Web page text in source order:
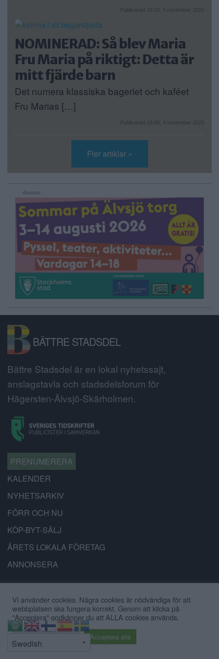
Publicerad 16:16, 5 november 2025
NOMINERAD: Så blev Maria
Fru Maria på riktigt: Detta är
mitt fjärde barn
Det numera klassiska bageriet och kaféet
Fru Marias […]
Publicerad 18:06, 4 november 2025
Fler artiklar »
Annons:
BÄTTRE STADSDEL
Bättre Stadsdel är en lokal nyhetssajt,
anslagstavla och stadsdelsforum för
Hägersten-Älvsjö-Skärholmen.
PRENUMERERA
KALENDER
NYHETSARKIV
FÖRR OCH NU
KÖP-BYT-SÄLJ
ÅRETS LOKALA FÖRETAG
ANNONSERA
redaktionen@battrestadsdel.se
070-9449519
Annonsera:
Vi använder cookies. Några cookies är nödvändiga för att
webbplatsen ska fungera korrekt. Genom att klicka på
"Acceptera" godkänner du att ALLA cookies används.
Acceptera alla